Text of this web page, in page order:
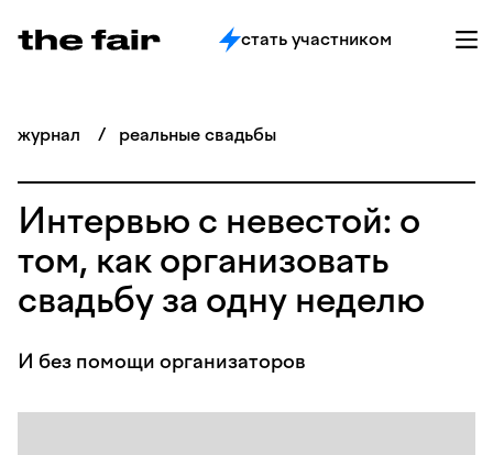
стать участником
журнал / реальные свадьбы
Интервью с невестой: о
том, как организовать
свадьбу за одну неделю
И без помощи организаторов